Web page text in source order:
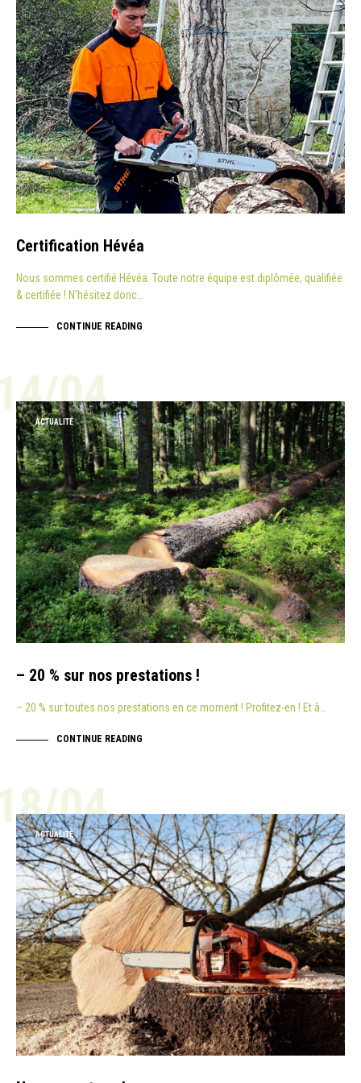
Certification Hévéa
Nous sommes certifié Hévéa. Toute notre équipe est diplômée, qualifiée
& certifiée ! N’hésitez donc…
CONTINUE READING
04
ACTUALITÉ
– 20 % sur nos prestations !
– 20 % sur toutes nos prestations en ce moment ! Profitez-en ! Et à…
CONTINUE READING
04
ACTUALITÉ